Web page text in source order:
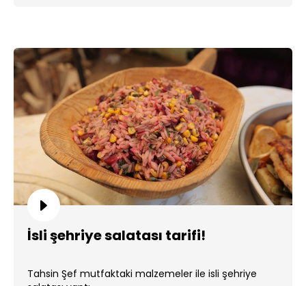
İsli şehriye salatası tarifi!
Tahsin Şef mutfaktaki malzemeler ile isli şehriye